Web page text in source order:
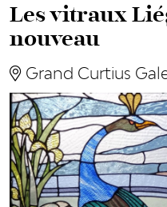
Les vitraux
nouveau
Grand Curtius